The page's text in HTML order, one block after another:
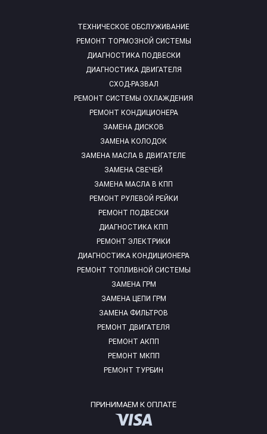
ТЕХНИЧЕСКОЕ ОБСЛУЖИВАНИЕ
РЕМОНТ ТОРМОЗНОЙ СИСТЕМЫ
ДИАГНОСТИКА ПОДВЕСКИ
ДИАГНОСТИКА ДВИГАТЕЛЯ
СХОД-РАЗВАЛ
РЕМОНТ СИСТЕМЫ ОХЛАЖДЕНИЯ
РЕМОНТ КОНДИЦИОНЕРА
ЗАМЕНА ДИСКОВ
ЗАМЕНА КОЛОДОК
ЗАМЕНА МАСЛА В ДВИГАТЕЛЕ
ЗАМЕНА СВЕЧЕЙ
ЗАМЕНА МАСЛА В КПП
РЕМОНТ РУЛЕВОЙ РЕЙКИ
РЕМОНТ ПОДВЕСКИ
ДИАГНОСТИКА КПП
РЕМОНТ ЭЛЕКТРИКИ
ДИАГНОСТИКА КОНДИЦИОНЕРА
РЕМОНТ ТОПЛИВНОЙ СИСТЕМЫ
ЗАМЕНА ГРМ
ЗАМЕНА ЦЕПИ ГРМ
ЗАМЕНА ФИЛЬТРОВ
РЕМОНТ ДВИГАТЕЛЯ
РЕМОНТ АКПП
РЕМОНТ МКПП
РЕМОНТ ТУРБИН
ПРИНИМАЕМ К ОПЛАТЕ